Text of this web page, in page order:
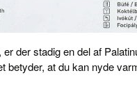
der stadig en del af
betyder, at du kan nyde